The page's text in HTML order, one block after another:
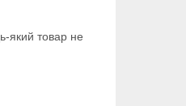
який товар не